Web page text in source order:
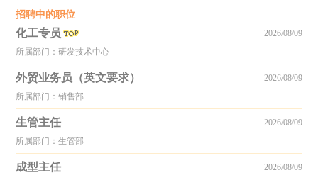
招聘中的职位
化工专员
所属部门：研发技术中心
2026/08/09
外贸业务员（英文要求）
所属部门：销售部
2026/08/09
生管主任
所属部门：生管部
2026/08/09
成型主任 2026/08/09